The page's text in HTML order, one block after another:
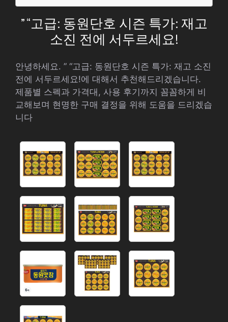
” “고급: 동원단호 시즌 특가: 재고
소진 전에 서두르세요!
안녕하세요. ” “고급: 동원단호 시즌 특가: 재고 소진
전에 서두르세요!에 대해서 추천해드리겠습니다.
제품별 스펙과 가격대, 사용 후기까지 꼼꼼하게 비
교해보며 현명한 구매 결정을 위해 도움을 드리겠습
니다